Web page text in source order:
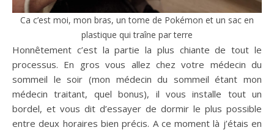
Ca c’est moi, mon bras, un tome de Pokémon et un sac en
plastique qui traîne par terre
Honnêtement c’est la partie la plus chiante de tout le
processus. En gros vous allez chez votre médecin du
sommeil le soir (mon médecin du sommeil étant mon
médecin traitant, quel bonus), il vous installe tout un
bordel, et vous dit d’essayer de dormir le plus possible
entre deux horaires bien précis. A ce moment là j’étais en